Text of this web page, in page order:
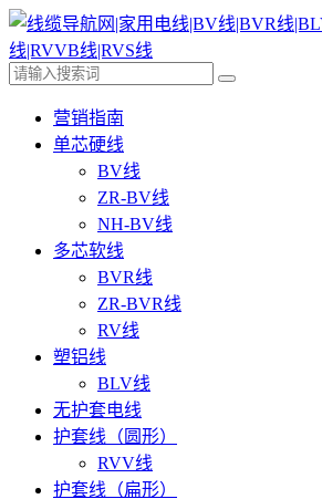
营销指南
单芯硬线
BV线
ZR-BV线
NH-BV线
多芯软线
BVR线
ZR-BVR线
RV线
塑铝线
BLV线
无护套电线
护套线（圆形）
RVV线
护套线（扁形）